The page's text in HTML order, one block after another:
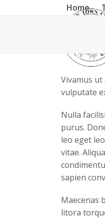
Home
Vivamus
vulputate
Nulla
purus.
leo eget
vitae.
sapien
Maecenas
litora